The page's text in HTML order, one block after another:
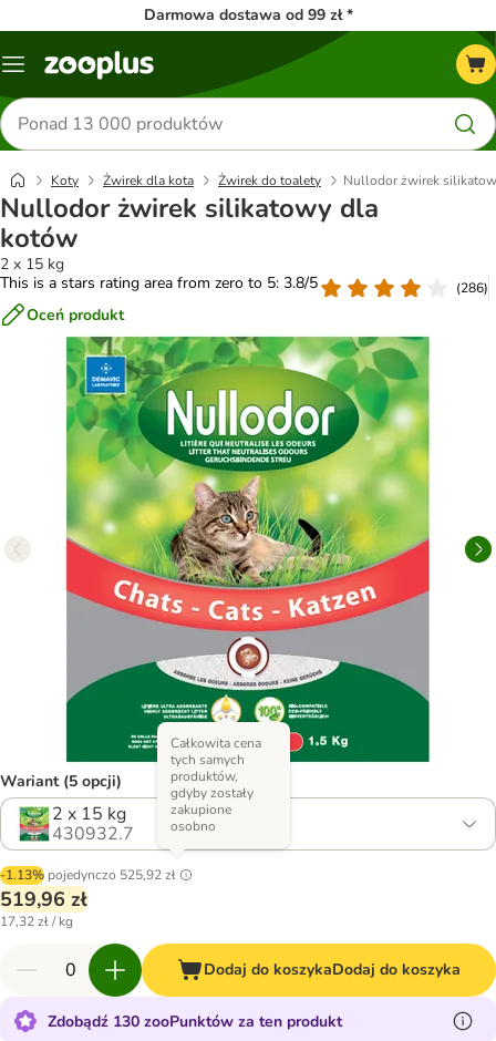
Darmowa dostawa od 99 zł *
Menu
Szukaj
produktów
Koty Żwirek dla kota Żwirek do toalety Nullodor żwirek
Nullodor żwirek silikatowy dla
kotów
2 x 15 kg
This is a stars rating area from zero to 5: 3.8/5
(286)
Oceń produkt
Wariant (5 opcji)
2 x 15 kg
430932.7
-1.13% pojedynczo 525,92 zł
Całkowita cena
tych samych
produktów,
gdyby zostały
zakupione
osobno
519,96 zł
17,32 zł / kg
Dodaj do koszykaDodaj do koszyka
Zdobądź 130 zooPunktów za ten produkt